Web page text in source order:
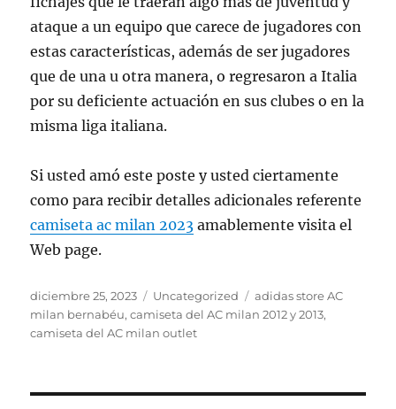
ataque a un equipo que carece de jugadores con
estas características, además de ser jugadores
que de una u otra manera, o regresaron a Italia
por su deficiente actuación en sus clubes o en la
misma liga italiana.
Si usted amó este poste y usted ciertamente
como para recibir detalles adicionales referente
camiseta ac milan 2023 amablemente visita el
Web page.
Publicado
el
diciembre 25, 2023 Categorías
Uncategorized Etiquetas
adidas store AC
milan bernabéu,camiseta del AC milan 2012 y 2013,
camiseta del AC milan outlet